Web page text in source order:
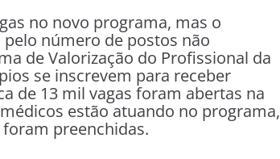
no novo programa, mas o
número de postos não
de Valorização do Profissional da
se inscrevem para receber
de 13 mil vagas foram abertas na
estão atuando no programa,
preenchidas.